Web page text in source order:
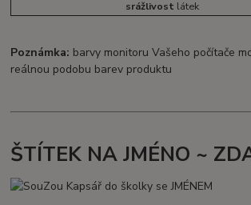
srážlivost látek
Poznámka: barvy monitoru Vašeho počítače
reálnou podobu barev produktu
ŠTÍTEK NA JMÉNO ~